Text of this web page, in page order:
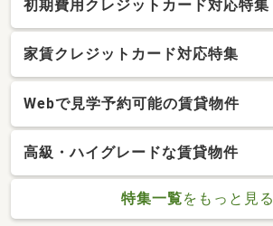
初期費用クレジットカード対応特集
家賃クレジットカード対応特集
Webで見学予約可能の賃貸物件
高級・ハイグレードな賃貸物件
特集一覧をもっと見る